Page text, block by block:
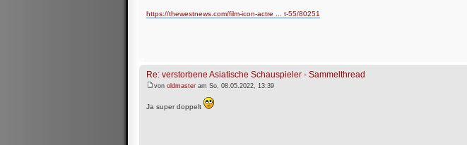
https://thewestnews.com/film-icon-actre ... t-55/80251
Re: verstorbene Asiatische Schauspieler - Sammelthread
von oldmaster am So, 08.05.2022, 13:39
Ja super doppelt